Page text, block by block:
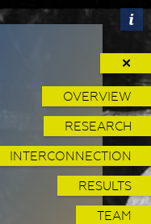
✕
OVERVIEW
RESEARCH
INTERCONNECTION
RESULTS
TEAM